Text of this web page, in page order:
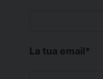
La tua email*